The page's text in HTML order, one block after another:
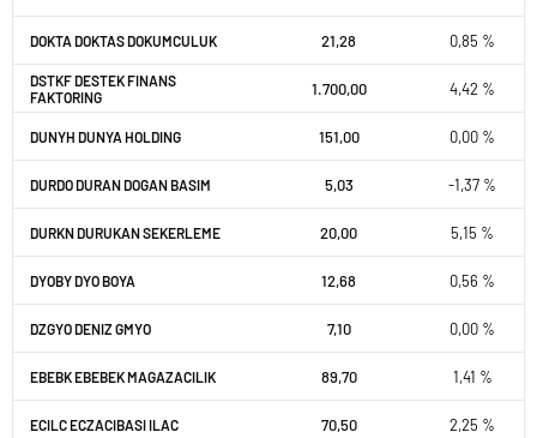
DOKTA DOKTAS DOKUMCULUK 21,28 0,85 %
DSTKF DESTEK FINANS
FAKTORING
1.700,00 4,42 %
DUNYH DUNYA HOLDING 151,00 0,00 %
DURDO DURAN DOGAN BASIM 5,03 -1,37 %
DURKN DURUKAN SEKERLEME 20,00 5,15 %
DYOBY DYO BOYA 12,68 0,56 %
DZGYO DENIZ GMYO 7,10 0,00 %
EBEBK EBEBEK MAGAZACILIK 89,70 1,41 %
ECILC ECZACIBASI ILAC 70,50 2,25 %